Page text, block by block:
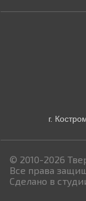
г.
© 2010-2026
Все права
Сделано в